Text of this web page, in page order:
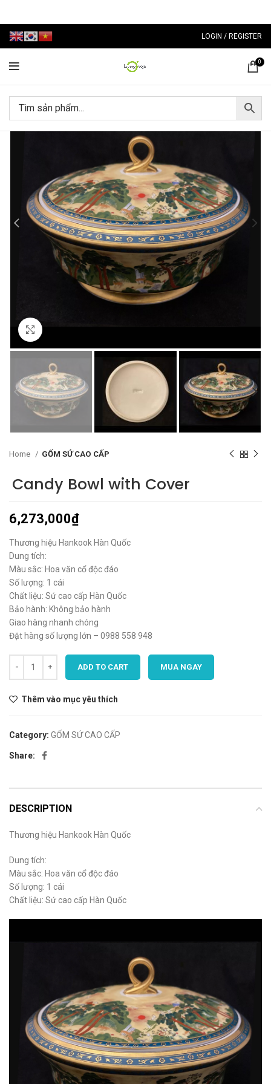
LOGIN / REGISTER
0
Home GỐM SỨ CAO CẤP
Candy Bowl with Cover
6,273,000₫
Thương hiệu Hankook Hàn Quốc
Dung tích:
Màu sắc: Hoa văn cổ độc đáo
Số lượng: 1 cái
Chất liệu: Sứ cao cấp Hàn Quốc
Bảo hành: Không bảo hành
Giao hàng nhanh chóng
Đặt hàng số lượng lớn – 0988 558 948
ADD TO CART MUA NGAY
Thêm vào mục yêu thích
Category: GỐM SỨ CAO CẤP
Share:
DESCRIPTION
Thương hiệu Hankook Hàn Quốc
Dung tích:
Màu sắc: Hoa văn cổ độc đáo
Số lượng: 1 cái
Chất liệu: Sứ cao cấp Hàn Quốc